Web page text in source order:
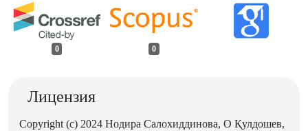
0 0
Лицензия
Copyright (c) 2024 Нодира Салохиддинова, О Қулдошев,